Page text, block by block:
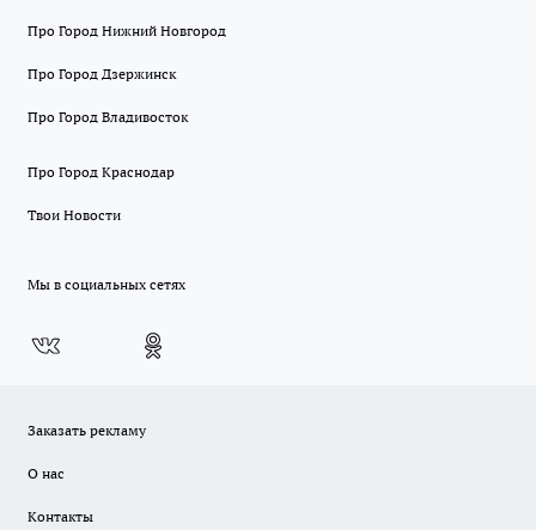
Про Город Нижний Новгород
Про Город Дзержинск
Про Город Владивосток
Про Город Краснодар
Твои Новости
Мы в социальных сетях
Заказать рекламу
О нас
Контакты